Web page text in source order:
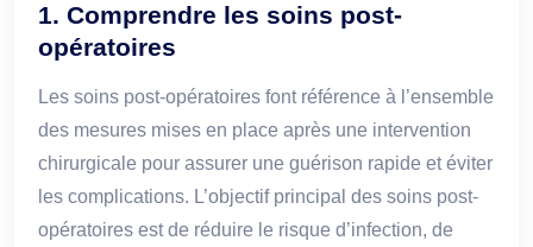
1. Comprendre les soins post-
opératoires
Les soins post-opératoires font référence à l’ensemble
des mesures mises en place après une intervention
chirurgicale pour assurer une guérison rapide et éviter
les complications. L’objectif principal des soins post-
opératoires est de réduire le risque d’infection, de